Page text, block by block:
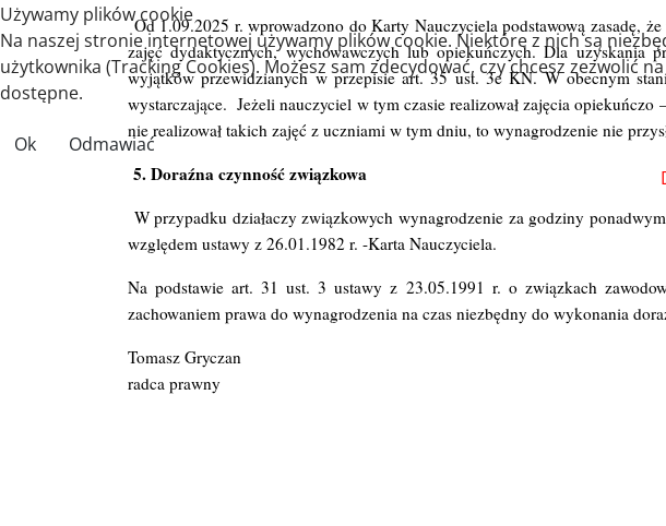
Od 1.09.2025 r. wprowadzono do Karty Nauczyciela podstawową zasadę,
zajęć dydaktycznych, wychowawczych lub opiekuńczych. Dla uzyskania
wyjątków przewidzianych w przepisie art. 35 ust. 3e KN. W obecnym
wystarczające. Jeżeli nauczyciel w tym czasie realizował zajęcia
nie realizował takich zajęć z uczniami w tym dniu, to wynagrodzenie nie
5. Doraźna czynność związkowa
W przypadku działaczy związkowych wynagrodzenie za godziny
względem ustawy z 26.01.1982 r. -Karta Nauczyciela.
Na podstawie art. 31 ust. 3 ustawy z 23.05.1991 r. o związkach
zachowaniem prawa do wynagrodzenia na czas niezbędny do wykonania
Tomasz Gryczan
radca prawny
Używamy plików cookie
Na naszej stronie internetowej używamy plików cookie. Niektóre z nich są
użytkownika (Tracking Cookies). Możesz sam zdecydować, czy chcesz zezwolić
dostępne.
Ok
Odmawiać